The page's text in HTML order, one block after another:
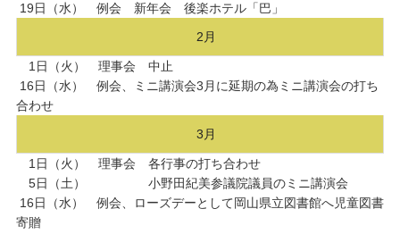
19日（水） 例会 新年会 後楽ホテル「巴」
2月
1日（火） 理事会 中止
16日（水） 例会、ミニ講演会3月に延期の為ミニ講演会の打ち
合わせ
3月
1日（火） 理事会 各行事の打ち合わせ
5日（土） 小野田紀美参議院議員のミニ講演会
16日（水） 例会、ローズデーとして岡山県立図書館へ児童図書
寄贈